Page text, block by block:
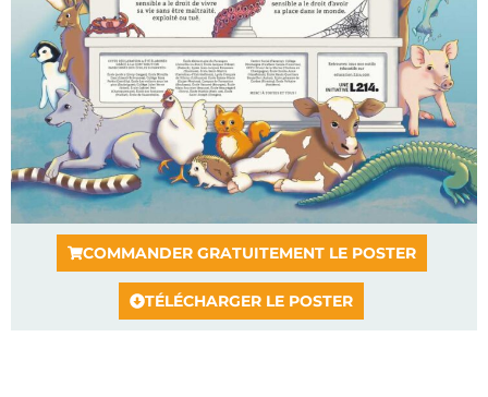
COMMANDER GRATUITEMENT LE POSTER
TÉLÉCHARGER LE POSTER